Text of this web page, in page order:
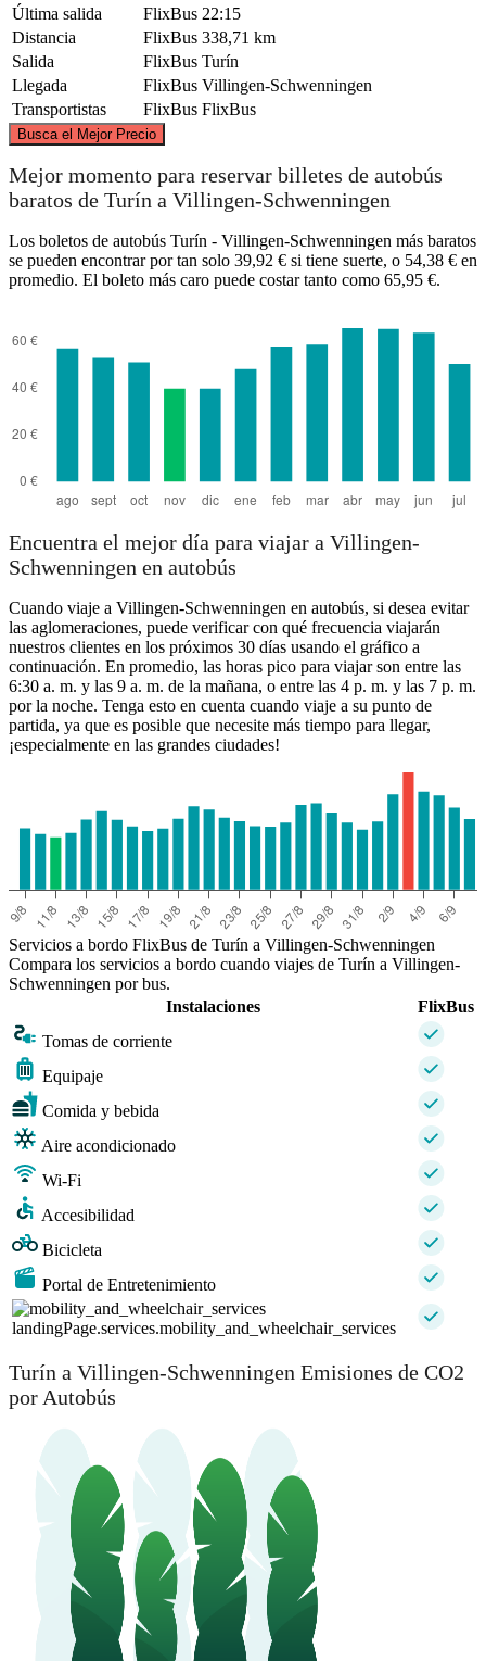
Última salida
FlixBus 22:15
Distancia
FlixBus 338,71 km
Salida
FlixBus Turín
Llegada
FlixBus Villingen-Schwenningen
Transportistas
FlixBus FlixBus
Busca el Mejor Precio
©
Mejor momento para reservar billetes de autobús
baratos de Turín a Villingen-Schwenningen
Los boletos de autobús Turín - Villingen-Schwenningen más baratos
se pueden encontrar por tan solo 39,92 € si tiene suerte, o 54,38 € en
promedio. El boleto más caro puede costar tanto como 65,95 €.
Encuentra el mejor día para viajar a Villingen-
Schwenningen en autobús
Cuando viaje a Villingen-Schwenningen en autobús, si desea evitar
las aglomeraciones, puede verificar con qué frecuencia viajarán
nuestros clientes en los próximos 30 días usando el gráfico a
continuación. En promedio, las horas pico para viajar son entre las
6:30 a. m. y las 9 a. m. de la mañana, o entre las 4 p. m. y las 7 p. m.
por la noche. Tenga esto en cuenta cuando viaje a su punto de
partida, ya que es posible que necesite más tiempo para llegar,
¡especialmente en las grandes ciudades!
Servicios a bordo FlixBus de Turín a Villingen-Schwenningen
Compara los servicios a bordo cuando viajes de Turín a Villingen-
Schwenningen por bus.
Instalaciones
FlixBus
Tomas de corriente
Equipaje
Comida y bebida
Aire acondicionado
Wi-Fi
Accesibilidad
Bicicleta
Portal de Entretenimiento
landingPage.services.mobility_and_wheelchair_services
Turín a Villingen-Schwenningen Emisiones de CO2
por Autobús